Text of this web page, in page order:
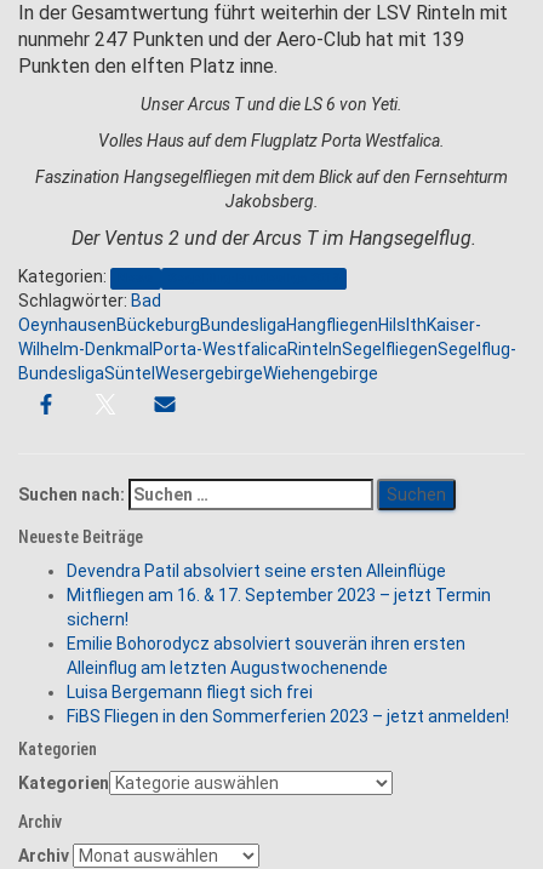
In der Gesamtwertung führt weiterhin der LSV Rinteln mit
nunmehr 247 Punkten und der Aero-Club hat mit 139
Punkten den elften Platz inne.
Unser Arcus T und die LS 6 von Yeti.
Volles Haus auf dem Flugplatz Porta Westfalica.
Faszination Hangsegelfliegen mit dem Blick auf den Fernsehturm
Jakobsberg.
Der Ventus 2 und der Arcus T im Hangsegelflug.
Kategorien:
Schlagwörter: Bad
OeynhausenBückeburgBundesligaHangfliegenHils IthKaiser-
Wilhelm-Denkmal Porta-WestfalicaRintelnSegelfliegenSegelflug-
BundesligaSüntel WesergebirgeWiehengebirge
Suchen nach:
Neueste Beiträge
Devendra Patil absolviert seine ersten Alleinflüge
Mitfliegen am 16. & 17. September 2023 – jetzt Termin
sichern!
Emilie Bohorodycz absolviert souverän ihren ersten
Alleinflug am letzten Augustwochenende
Luisa Bergemann fliegt sich frei
FiBS Fliegen in den Sommerferien 2023 – jetzt anmelden!
Kategorien
Kategorien
Archiv
Archiv